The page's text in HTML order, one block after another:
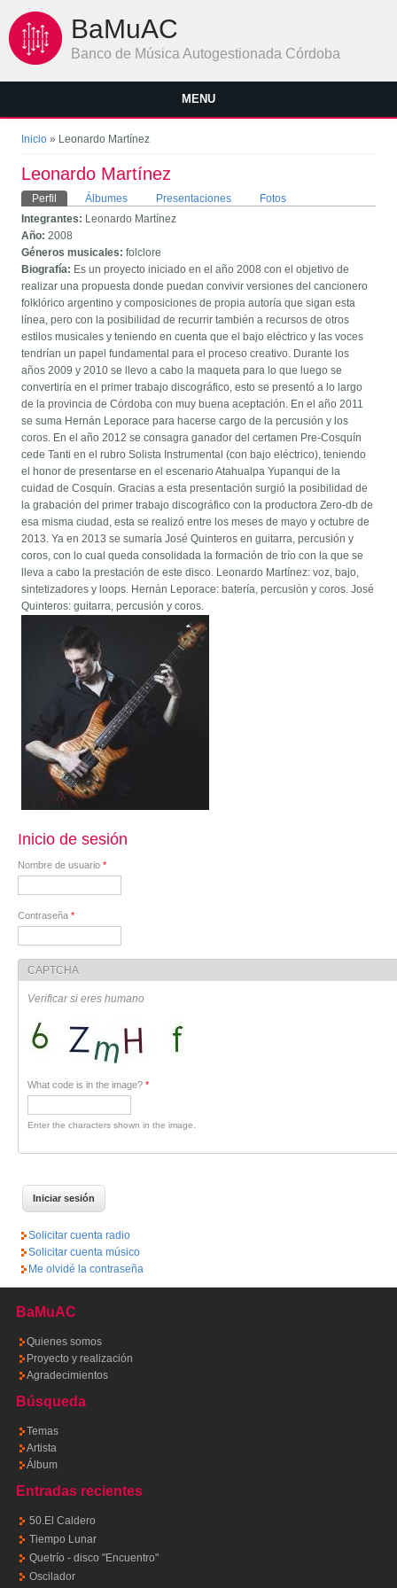
BaMuAC
Banco de Música Autogestionada Córdoba
MENU
Se encuentra usted aquí
Inicio » Leonardo Martínez
Leonardo Martínez
Solapas principales
Perfil (solapa activa)
Álbumes Presentaciones
Fotos
Integrantes: Leonardo Martínez
Año:2008
Géneros musicales:folclore
Biografía: Es un proyecto iniciado en el año 2008 con el objetivo de
realizar una propuesta donde puedan convivir versiones del cancionero
folklórico argentino y composiciones de propia autoría que sigan esta
línea, pero con la posibilidad de recurrir también a recursos de otros
estilos musicales y teniendo en cuenta que el bajo eléctrico y las voces
tendrían un papel fundamental para el proceso creativo. Durante los
años 2009 y 2010 se llevo a cabo la maqueta para lo que luego se
convertiría en el primer trabajo discográfico, esto se presentó a lo largo
de la provincia de Córdoba con muy buena aceptación. En el año 2011
se suma Hernán Leporace para hacerse cargo de la percusión y los
coros. En el año 2012 se consagra ganador del certamen Pre-Cosquín
cede Tanti en el rubro Solista Instrumental (con bajo eléctrico), teniendo
el honor de presentarse en el escenario Atahualpa Yupanqui de la
cuidad de Cosquín. Gracias a esta presentación surgió la posibilidad de
la grabación del primer trabajo discográfico con la productora Zero-db de
esa misma ciudad, esta se realizó entre los meses de mayo y octubre de
2013. Ya en 2013 se sumaría José Quinteros en guitarra, percusión y
coros, con lo cual queda consolidada la formación de trío con la que se
lleva a cabo la prestación de este disco. Leonardo Martínez: voz, bajo,
sintetizadores y loops. Hernán Leporace: batería, percusión y coros. José
Quinteros: guitarra, percusión y coros.
Inicio de sesión
Nombre de usuario *
Contraseña *
CAPTCHA
Verificar si eres humano
What code is in the image? *
Enter the characters shown in the image.
Solicitar cuenta radio
Solicitar cuenta músico
Me olvidé la contraseña
BaMuAC
Quienes somos
Proyecto y realización
Agradecimientos
Búsqueda
Temas
Artista
Álbum
Entradas recientes
50.El Caldero
Tiempo Lunar
Quetrío - disco "Encuentro"
Oscilador